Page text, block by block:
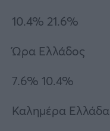
10.4% 21.6%
Ώρα Ελλάδος
7.6% 10.4%
Καλημέρα Ελλάδα